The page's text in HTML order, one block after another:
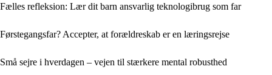
Fælles refleksion: Lær dit barn ansvarlig teknologibrug som far
Førstegangsfar? Accepter, at forældreskab er en læringsrejse
Små sejre i hverdagen – vejen til stærkere mental robusthed